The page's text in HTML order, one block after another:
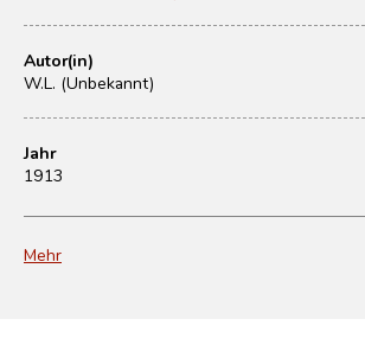
Autor(in)
W.L. (Unbekannt)
Jahr
1913
Mehr